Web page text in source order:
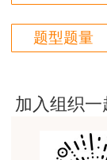
平台历史购
老师讲的很细
题型题量
加入组织一